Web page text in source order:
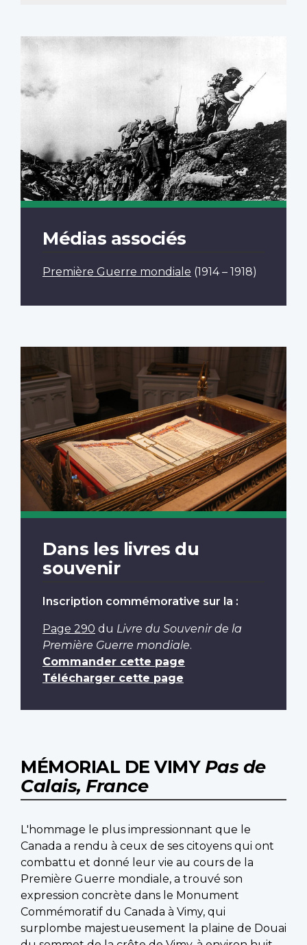
Médias associés
Première Guerre mondiale (1914 – 1918)
Dans les livres du
souvenir
Inscription commémorative sur la :
Page 290 du Livre du Souvenir de la
Première Guerre mondiale.
Commander cette page
Télécharger cette page
MÉMORIAL DE VIMY Pas de
Calais, France
L'hommage le plus impressionnant que le
Canada a rendu à ceux de ses citoyens qui ont
combattu et donné leur vie au cours de la
Première Guerre mondiale, a trouvé son
expression concrète dans le Monument
Commémoratif du Canada à Vimy, qui
surplombe majestueusement la plaine de Douai